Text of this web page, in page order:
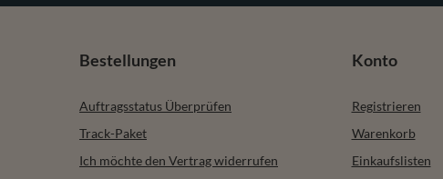
Bestellungen
Auftragsstatus Überprüfen
Track-Paket
Ich möchte den Vertrag widerrufen
Konto
Registrieren
Warenkorb
Einkaufslisten